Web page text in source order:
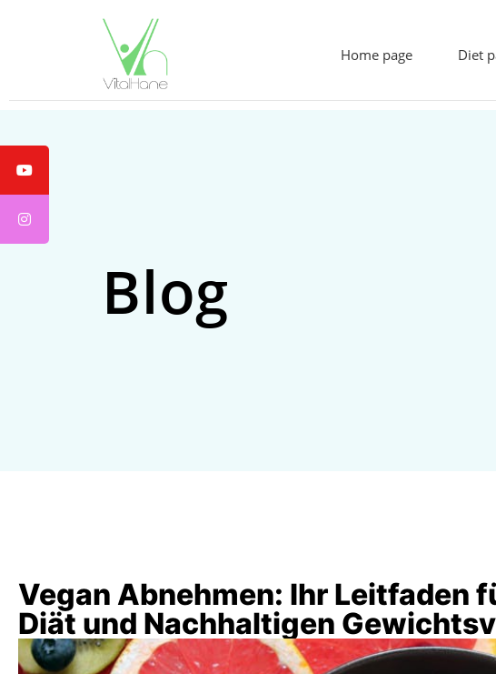
Home page Diet
Blog
Vegan Abnehmen: Ihr Leitfaden
Diät und Nachhaltigen